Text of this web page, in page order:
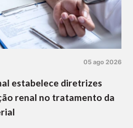
05 ago 2026
estabelece diretrizes
renal no tratamento da